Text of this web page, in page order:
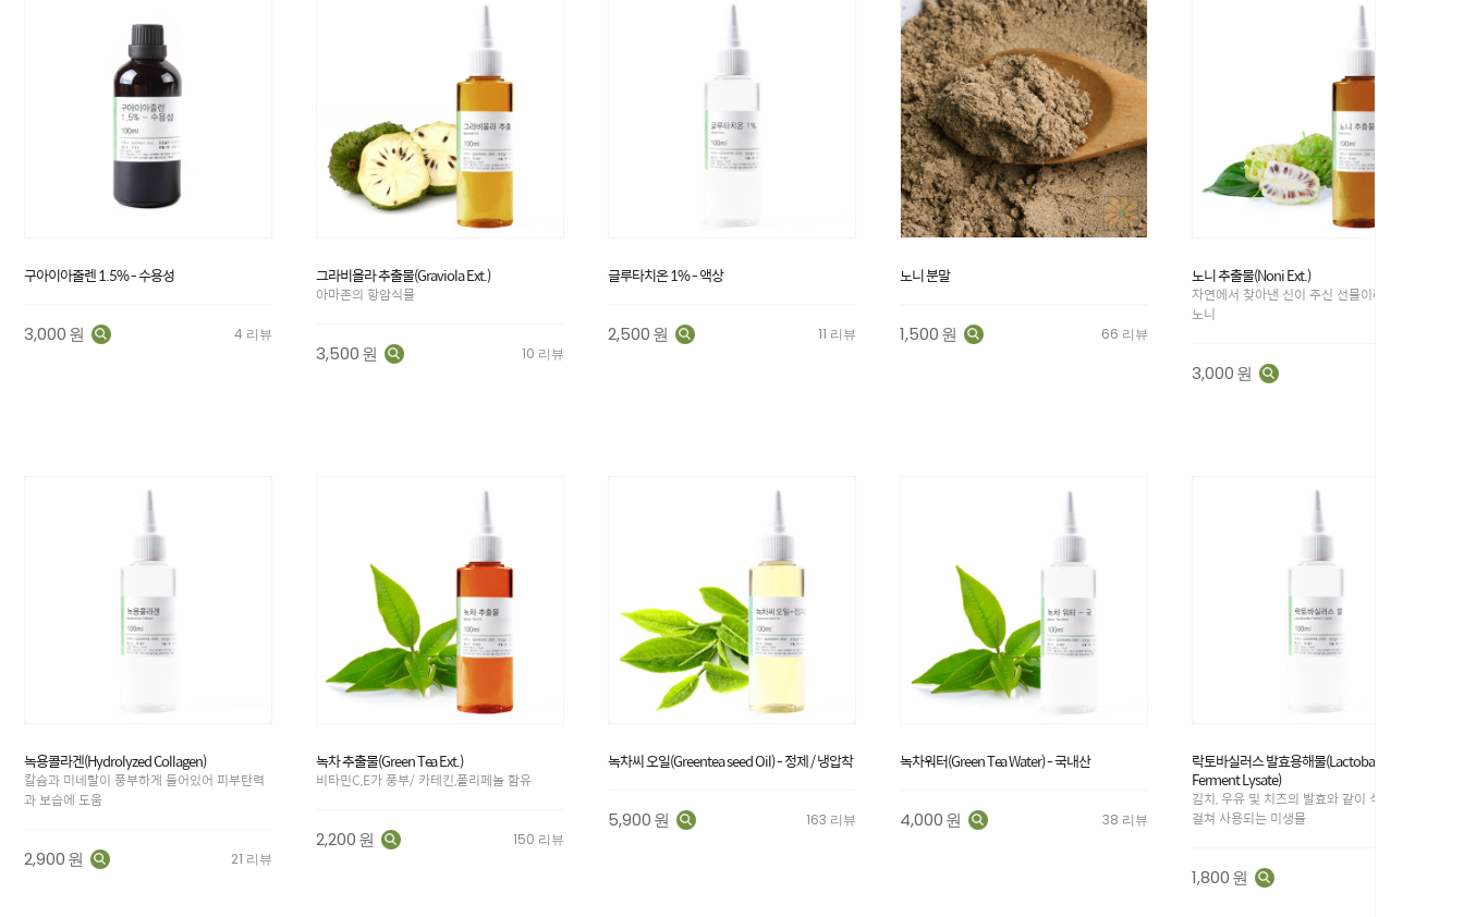
구아이아줄렌 1.5% - 수용성
3,000원 4 리뷰
그라비올라 추출물(Graviola Ext.)
아마존의 항암식물
3,500원 10 리뷰
글루타치온 1% - 액상
2,500원 11 리뷰
노니 분말
1,500원 66 리뷰
노니 추출물(Noni Ext.)
자연에서 찾아낸 신이 주신 선물이라 불리우는
노니
3,000원
녹용콜라겐(Hydrolyzed Collagen)
칼슘과 미네랄이 풍부하게 들어있어 피부탄력
과 보습에 도움
2,900원 21 리뷰
녹차 추출물(Green Tea Ext.)
비타민C,E가 풍부/ 카테킨,폴리페놀 함유
2,200원 150 리뷰
녹차씨 오일(Greentea seed Oil) - 정제 / 냉압착
5,900원 163 리뷰
녹차워터(Green Tea Water) - 국내산
4,000원 38 리뷰
락토바실러스 발효용해물(Lactobacillus
Ferment Lysate)
김치, 우유 및 치즈의 발효와 같이 식품 전반에
걸쳐 사용되는 미생물
1,800원